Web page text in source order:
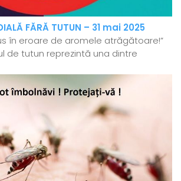
FĂRĂ TUTUN – 31 mai 2025
în eroare de aromele atrăgătoare!”
de tutun reprezintă una dintre